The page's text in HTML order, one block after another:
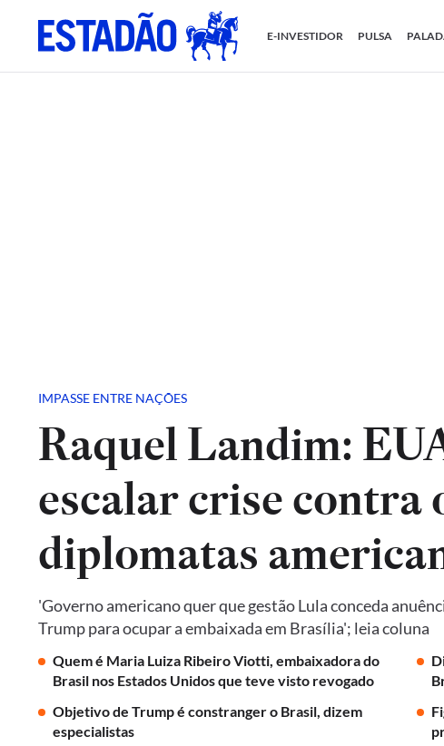
E-INVESTIDOR PULSA
IMPASSE ENTRE NAÇÕES
Raquel Landim:
escalar crise contra
diplomatas
'Governo americano quer que gestão Lula conceda
Trump para ocupar a embaixada em Brasília'; leia coluna
Quem é Maria Luiza Ribeiro Viotti, embaixadora do
Brasil nos Estados Unidos que teve visto revogado
Objetivo de Trump é constranger o Brasil, dizem
especialistas